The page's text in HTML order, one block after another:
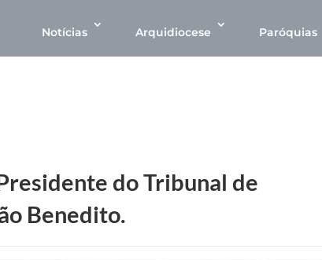
Notícias Arquidiocese Paróquias
do Tribunal de
Benedito.